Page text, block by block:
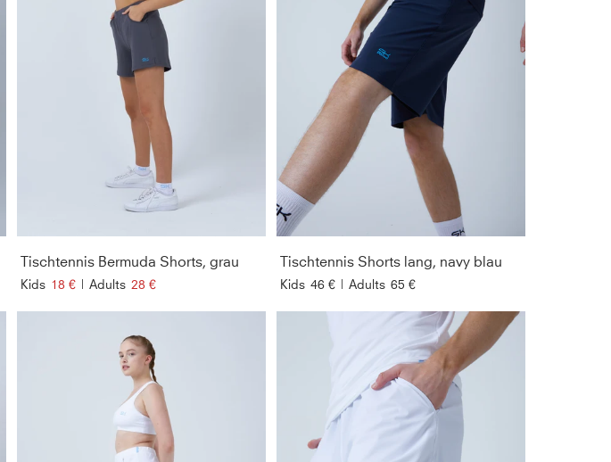
Tischtennis Bermuda Shorts, grau
Kids 18 € | Adults 28 €
Tischtennis Shorts lang, navy blau
Kids 46 € | Adults 65 €